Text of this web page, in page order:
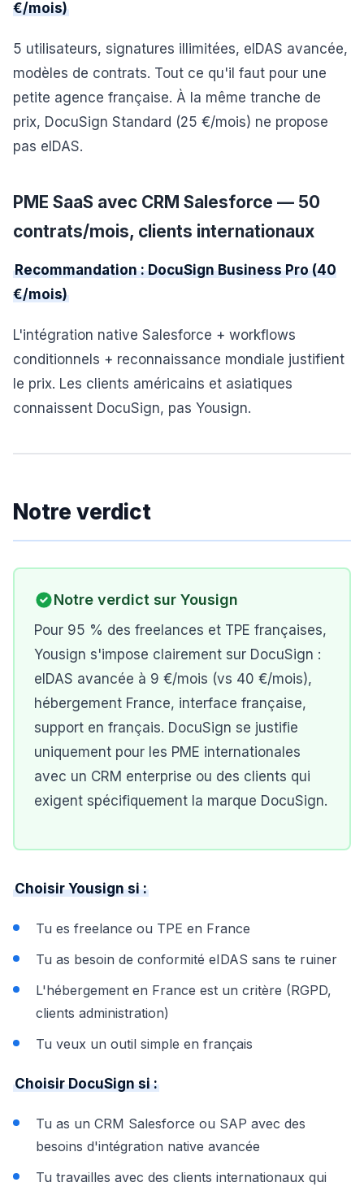
€/mois)
5 utilisateurs, signatures illimitées, eIDAS avancée,
modèles de contrats. Tout ce qu'il faut pour une
petite agence française. À la même tranche de
prix, DocuSign Standard (25 €/mois) ne propose
pas eIDAS.
PME SaaS avec CRM Salesforce — 50
contrats/mois, clients internationaux
Recommandation : DocuSign Business Pro (40
€/mois)
L'intégration native Salesforce + workflows
conditionnels + reconnaissance mondiale justifient
le prix. Les clients américains et asiatiques
connaissent DocuSign, pas Yousign.
Notre verdict
Notre verdict sur Yousign
Pour 95 % des freelances et TPE françaises,
Yousign s'impose clairement sur DocuSign :
eIDAS avancée à 9 €/mois (vs 40 €/mois),
hébergement France, interface française,
support en français. DocuSign se justifie
uniquement pour les PME internationales
avec un CRM enterprise ou des clients qui
exigent spécifiquement la marque DocuSign.
Choisir Yousign si :
Tu es freelance ou TPE en France
Tu as besoin de conformité eIDAS sans te ruiner
L'hébergement en France est un critère (RGPD,
clients administration)
Tu veux un outil simple en français
Choisir DocuSign si :
Tu as un CRM Salesforce ou SAP avec des
besoins d'intégration native avancée
Tu travailles avec des clients internationaux qui